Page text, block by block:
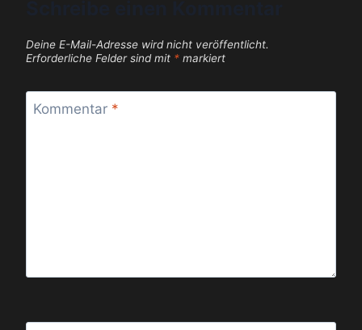
Deine E-Mail-Adresse wird nicht veröffentlicht.
Erforderliche Felder sind mit * markiert
Kommentar *